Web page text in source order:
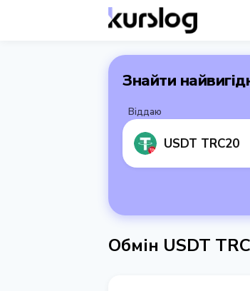
Знайти
Віддаю
USDT TRC20
Обмін USDT